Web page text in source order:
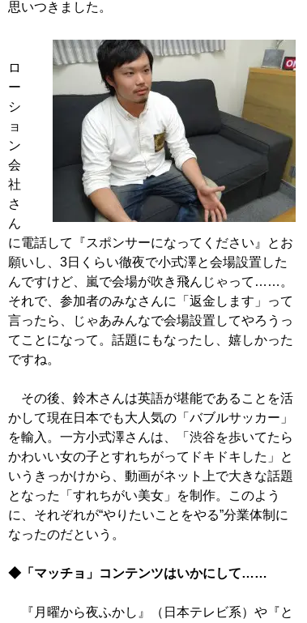
思いつきました。
ロ
ー
シ
ョ
ン
会
社
さ
ん
に電話して『スポンサーになってください』とお
願いし、3日くらい徹夜で小式澤と会場設置した
んですけど、嵐で会場が吹き飛んじゃって……。
それで、参加者のみなさんに「返金します」って
言ったら、じゃあみんなで会場設置してやろうっ
てことになって。話題にもなったし、嬉しかった
ですね。
その後、鈴木さんは英語が堪能であることを活
かして現在日本でも大人気の「バブルサッカー」
を輸入。一方小式澤さんは、「渋谷を歩いてたら
かわいい女の子とすれちがってドキドキした」と
いうきっかけから、動画がネット上で大きな話題
となった「すれちがい美女」を制作。このよう
に、それぞれが“やりたいことをやる”分業体制に
なったのだという。
◆「マッチョ」コンテンツはいかにして……
『月曜から夜ふかし』（日本テレビ系）や『と